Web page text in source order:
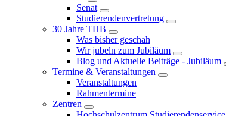
Senat
Studierendenvertretung
30 Jahre THB
Was bisher geschah
Wir jubeln zum Jubiläum
Blog und Aktuelle Beiträge - Jubiläum
Termine & Veranstaltungen
Veranstaltungen
Rahmentermine
Zentren